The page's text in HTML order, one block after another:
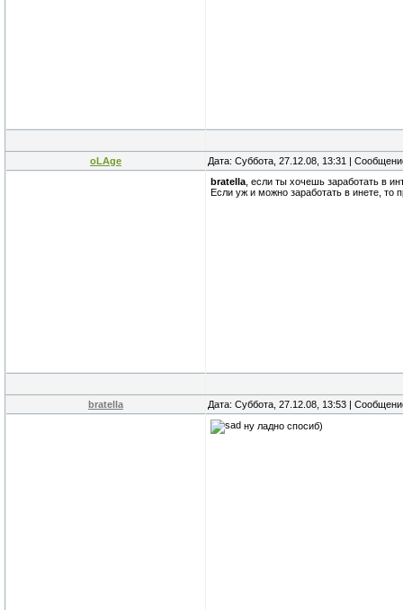
oLAge
Дата: Суббота, 27.12.08, 13:31 |
bratella , если ты хочешь заработать в
Если уж и можно заработать в инете, то
bratella
Дата: Суббота, 27.12.08, 13:53 |
ну ладно спосиб)